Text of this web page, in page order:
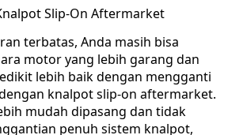
Slip-On Aftermarket
terbatas, Anda masih bisa
motor yang lebih garang dan
lebih baik dengan mengganti
knalpot slip-on aftermarket.
mudah dipasang dan tidak
penuh sistem knalpot,